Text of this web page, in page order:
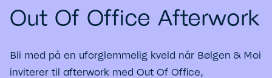
Out Of Office Afterwork
Bli med på en uforglemmelig kveld når Bølgen & Moi
inviterer til afterwork med Out Of Office,